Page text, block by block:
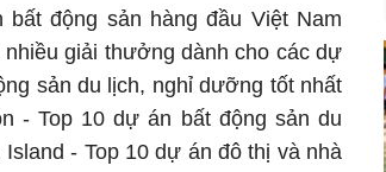
động sản hàng đầu Việt Nam
giải thưởng dành cho các dự
sản du lịch, nghỉ dưỡng tốt nhất
- Top 10 dự án bất động sản du
- Top 10 dự án đô thị và nhà